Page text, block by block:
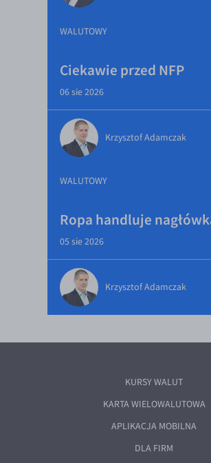
WALUTOWY
Ciekawie przed NFP
06 sie 2026
Krzysztof Adamczak
WALUTOWY
Ropa handluje
05 sie 2026
Krzysztof Adamczak
KURSY WALUT
KARTA WIELOWALUTOWA
APLIKACJA MOBILNA
DLA FIRM